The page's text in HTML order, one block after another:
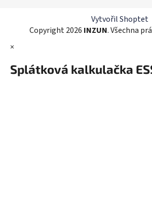
Vytvořil Shoptet
Copyright 2026 INZUN. Všechna
×
Splátková kalkulačka